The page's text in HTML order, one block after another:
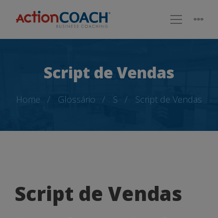
Script de Vendas
Home Glossário S Script de Vendas
Script
de
Script de Vendas